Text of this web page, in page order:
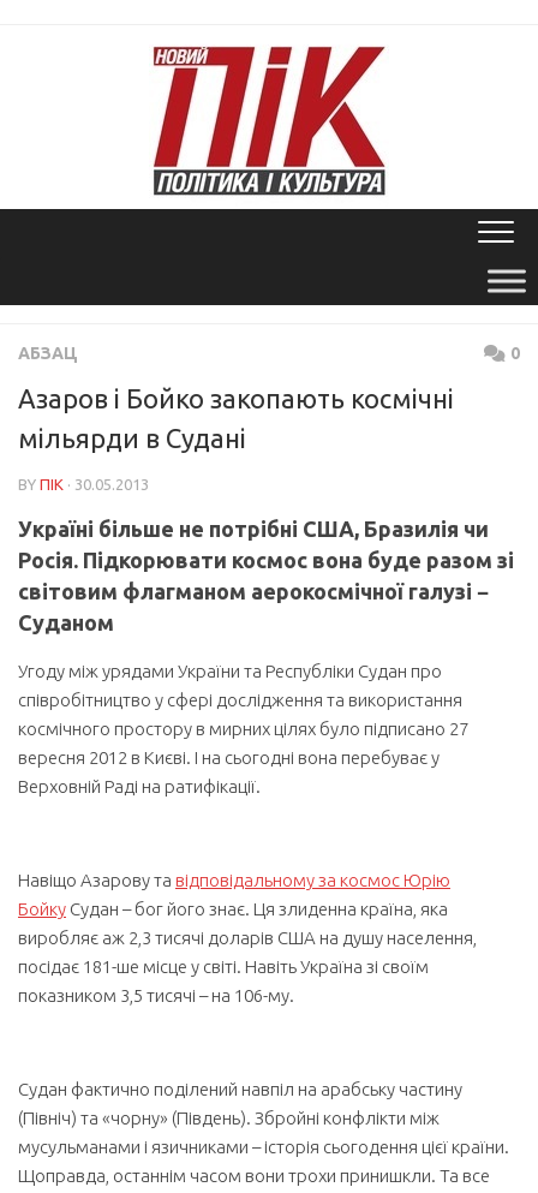
АБЗАЦ 0
Азаров і Бойко закопають космічні
мільярди в Судані
BY ПІК · 30.05.2013
Україні більше не потрібні США, Бразилія чи
Росія. Підкорювати космос вона буде разом зі
світовим флагманом аерокосмічної галузі −
Суданом
Угоду між урядами України та Республіки Судан про
співробітництво у сфері дослідження та використання
космічного простору в мирних цілях було підписано 27
вересня 2012 в Києві. І на сьогодні вона перебуває у
Верховній Раді на ратифікації.
Навіщо Азарову та відповідальному за космос Юрію
Бойку Судан – бог його знає. Ця злиденна країна, яка
виробляє аж 2,3 тисячі доларів США на душу населення,
посідає 181-ше місце у світі. Навіть Україна зі своїм
показником 3,5 тисячі – на 106-му.
Судан фактично поділений навпіл на арабську частину
(Північ) та «чорну» (Південь). Збройні конфлікти між
мусульманами і язичниками – історія сьогодення цієї країни.
Щоправда, останнім часом вони трохи принишкли. Та все